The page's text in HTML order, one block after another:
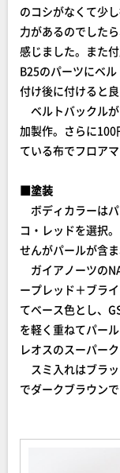
のコシがなくて少
力があるのでした
感じました。また
B25のパーツにベ
付け後に付けると良
ベルトバックル
加製作。さらに100
ている布でフロア
■塗装
ボディカラーは
コ・レッドを選択
せんがパールが含ま
ガイアノーツの
ープレッド＋ブラ
てベース色とし、
を軽く重ねてパー
レオスのスーパー
スミ入れはブラ
でダークブラウンで